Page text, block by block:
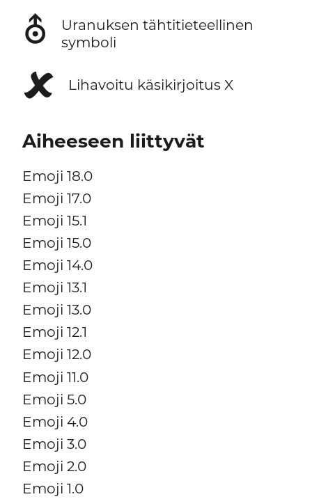
⛢
Uranuksen tähtitieteellinen
symboli
🗶 Lihavoitu käsikirjoitus X
Aiheeseen liittyvät
Emoji 18.0
Emoji 17.0
Emoji 15.1
Emoji 15.0
Emoji 14.0
Emoji 13.1
Emoji 13.0
Emoji 12.1
Emoji 12.0
Emoji 11.0
Emoji 5.0
Emoji 4.0
Emoji 3.0
Emoji 2.0
Emoji 1.0